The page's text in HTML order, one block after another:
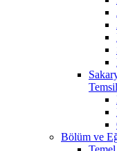
Bölüm ve